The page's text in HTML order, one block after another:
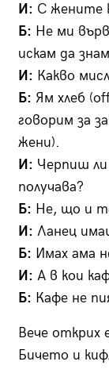
И: С жените
Б: Не ми
искам да
И: Какво
Б: Ям хлеб
говорим за
жени).
И: Черпиш
получава?
Б: Не, що и
И: Ланец
Б: Имах ама
И: А в кои
Б: Кафе не
Вече открих
Бичето и